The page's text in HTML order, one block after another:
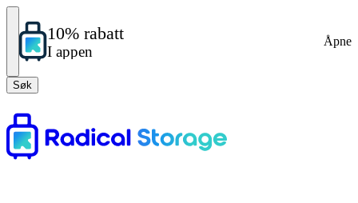
10% rabatt
I appen
Åpne
Søk